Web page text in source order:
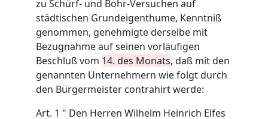
zu Schürf- und Bohr-Versuchen auf
städtischen Grundeigenthume, Kenntniß
genommen, genehmigte derselbe mit
Bezugnahme auf seinen vorläufigen
Beschluß vom 14. des Monats, daß mit den
genannten Unternehmern wie folgt durch
den Bürgermeister contrahirt werde:
Art. 1 " Den Herren Wilhelm Heinrich Elfes